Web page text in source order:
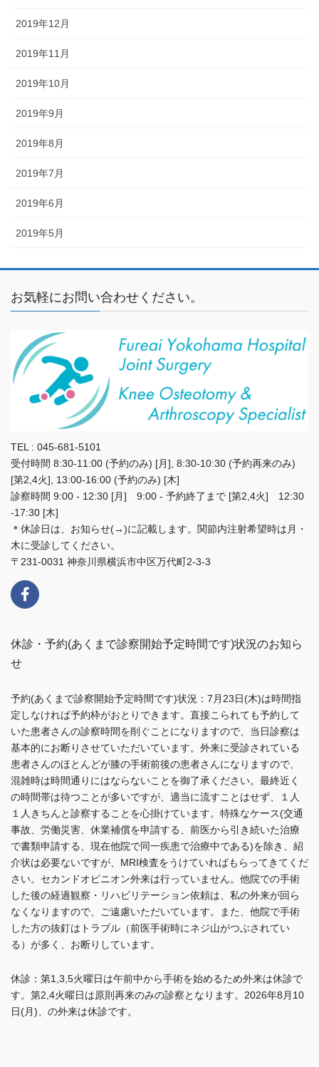
2019年12月
2019年11月
2019年10月
2019年9月
2019年8月
2019年7月
2019年6月
2019年5月
お気軽にお問い合わせください。
TEL : 045-681-5101
受付時間 8:30-11:00 (予約のみ) [月], 8:30-10:30 (予約再来のみ)
[第2,4火], 13:00-16:00 (予約のみ) [木]
診察時間 9:00 - 12:30 [月] 9:00 - 予約終了まで [第2,4火] 12:30
-17:30 [木]
＊休診日は、お知らせ(→)に記載します。関節内注射希望時は月・
木に受診してください。
〒231-0031 神奈川県横浜市中区万代町2-3-3
休診・予約(あくまで診察開始予定時間です)状況のお知ら
せ
予約(あくまで診察開始予定時間です)状況：7月23日(木)は時間指
定しなければ予約枠がおとりできます。直接こられても予約して
いた患者さんの診察時間を削ぐことになりますので、当日診察は
基本的にお断りさせていただいています。外来に受診されている
患者さんのほとんどが膝の手術前後の患者さんになりますので、
混雑時は時間通りにはならないことを御了承ください。最終近く
の時間帯は待つことが多いですが、適当に流すことはせず、１人
１人きちんと診察することを心掛けています。特殊なケース(交通
事故、労働災害、休業補償を申請する、前医から引き続いた治療
で書類申請する、現在他院で同一疾患で治療中である)を除き、紹
介状は必要ないですが、MRI検査をうけていればもらってきてくだ
さい。セカンドオピニオン外来は行っていません。他院での手術
した後の経過観察・リハビリテーション依頼は、私の外来が回ら
なくなりますので、ご遠慮いただいています。また、他院で手術
した方の抜釘はトラブル（前医手術時にネジ山がつぶされてい
る）が多く、お断りしています。
休診：第1,3,5火曜日は午前中から手術を始めるため外来は休診で
す。 第2,4火曜日は原則再来のみの診察となります。2026年8月10
日(月)、の外来は休診です。